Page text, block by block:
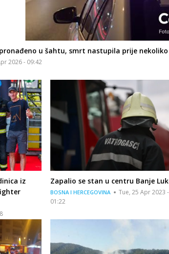
u šahtu, smrt nastupila prije
2026 - 09:42
iz
Zapalio se stan u centru Banje
BOSNA I HERCEGOVINA
Tue, 25 Apr 2023 -
01:22